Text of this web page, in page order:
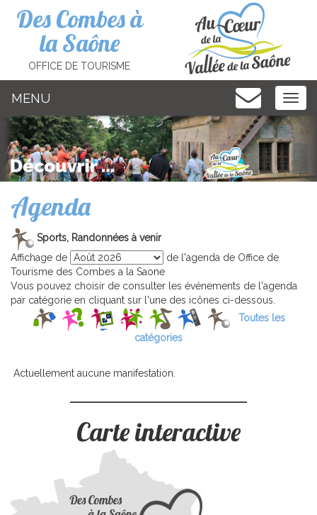
Des Combes à
la Saône
OFFICE DE TOURISME
MENU
Agenda
Sports, Randonnées à venir
Affichage de
de l'agenda de Office de
Tourisme des Combes a la Saone
Vous pouvez choisir de consulter les événements de l'agenda
par catégorie en cliquant sur l'une des icônes ci-dessous.
Toutes les
catégories
Actuellement aucune manifestation.
Carte interactive